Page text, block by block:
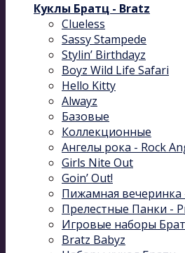
Куклы Братц - Bratz
Clueless
Sassy Stampede
Stylin’ Birthdayz
Boyz Wild Life Safari
Hello Kitty
Alwayz
Базовые
Коллекционные
Ангелы рока - Rock
Girls Nite Out
Goin’ Out!
Пижамная вечеринка
Прелестные Панки -
Игровые наборы
Bratz Babyz